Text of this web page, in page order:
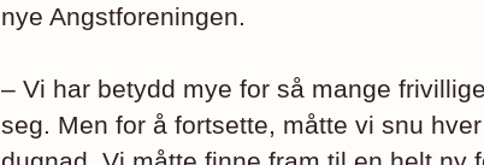
nye Angstforeningen.
– Vi har betydd mye for så mange
seg. Men for å fortsette, måtte vi snu